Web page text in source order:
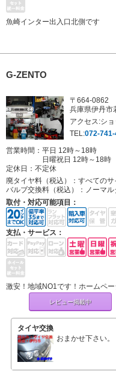
魚崎インター出入口北側です
G-ZENTO
〒664-0862
兵庫県伊丹市
アクセス:シ
TEL:072-741-
営業時間：平日 12時～18時
日曜祝日 12時～18時
定休日： 不定休
廃タイヤ料（税込）： すべてのサ
バルブ交換料（税込）： ノーマ
取付・対応可能項目：
支払・サービス：
激安！地域NO1です！ホームペ
レビュー掲載中
タイヤ交換
おまかせ下さい。